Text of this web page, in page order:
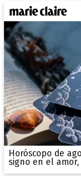
Horóscopo de
signo en el